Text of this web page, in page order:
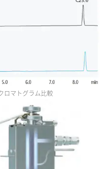
ロマトグラム比較